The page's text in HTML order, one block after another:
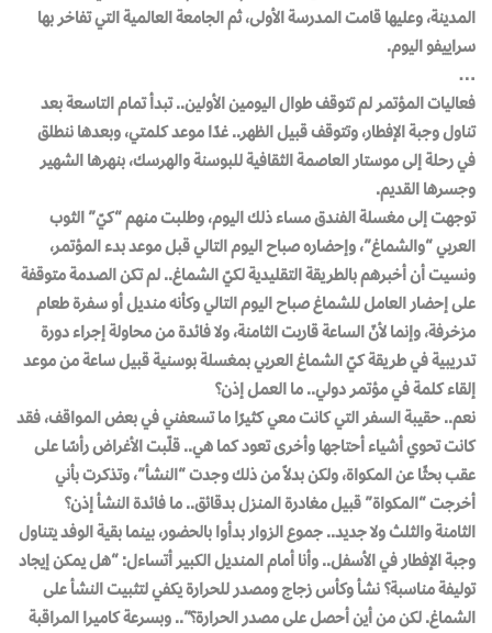
المدينة، وعليها قامت المدرسة الأولى، ثم الجامعة العالمية التي تفاخر بها
سراييفو اليوم.
…
فعاليات المؤتمر لم تتوقف طوال اليومين الأولين.. تبدأ تمام التاسعة بعد
تناول وجبة الإفطار، وتتوقف قبيل الظهر.. غدًا موعد كلمتي، وبعدها ننطلق
في رحلة إلى موستار العاصمة الثقافية للبوسنة والهرسك، بنهرها الشهير
وجسرها القديم.
توجهت إلى مغسلة الفندق مساء ذلك اليوم، وطلبت منهم “كيّ” الثوب
العربي “والشماغ”، وإحضاره صباح اليوم التالي قبل موعد بدء المؤتمر،
ونسيت أن أخبرهم بالطريقة التقليدية لكيّ الشماغ.. لم تكن الصدمة متوقفة
على إحضار العامل للشماغ صباح اليوم التالي وكأنه منديل أو سفرة طعام
مزخرفة، وإنما لأنّ الساعة قاربت الثامنة، ولا فائدة من محاولة إجراء دورة
تدريبية في طريقة كيّ الشماغ العربي بمغسلة بوسنية قبيل ساعة من موعد
إلقاء كلمة في مؤتمر دولي.. ما العمل إذن؟
نعم.. حقيبة السفر التي كانت معي كثيرًا ما تسعفني في بعض المواقف، فقد
كانت تحوي أشياء أحتاجها وأخرى تعود كما هي.. قلّبت الأغراض رأسًا على
عقب بحثًا عن المكواة، ولكن بدلاً من ذلك وجدت “النشأ”، وتذكرت بأني
أخرجت “المكواة” قبيل مغادرة المنزل بدقائق.. ما فائدة النشأ إذن؟
الثامنة والثلث ولا جديد.. جموع الزوار بدأوا بالحضور، بينما بقية الوفد يتناول
وجبة الإفطار في الأسفل.. وأنا أمام المنديل الكبير أتساءل: “هل يمكن إيجاد
توليفة مناسبة؟ نشأ وكأس زجاج ومصدر للحرارة يكفي لتثبيت النشأ على
الشماغ. لكن من أين أحصل على مصدر الحرارة؟”.. وبسرعة كاميرا المراقبة